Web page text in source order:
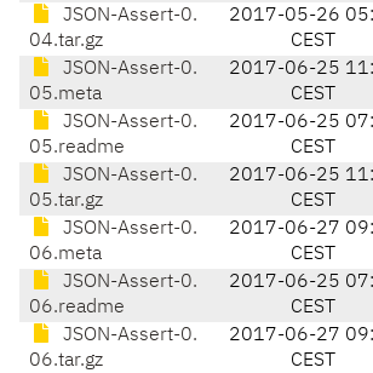
JSON-Assert-0.
04.tar.gz
2017-05-26
CEST
JSON-Assert-0.
05.meta
2017-06-25
CEST
JSON-Assert-0.
05.readme
2017-06-25
CEST
JSON-Assert-0.
05.tar.gz
2017-06-25
CEST
JSON-Assert-0.
06.meta
2017-06-27
CEST
JSON-Assert-0.
06.readme
2017-06-25
CEST
JSON-Assert-0.
06.tar.gz
2017-06-27
CEST